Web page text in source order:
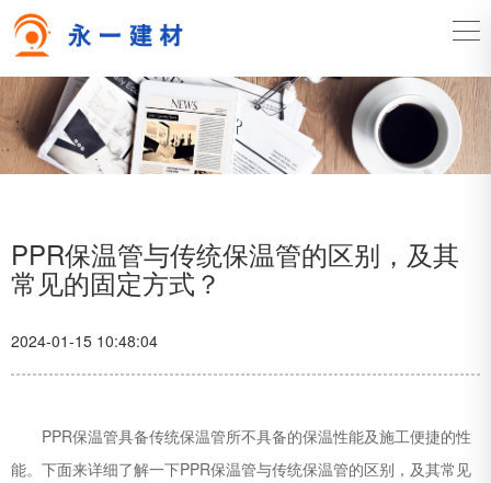
PPR保温管与传统保温管的区别，及其
常见的固定方式？
2024-01-15 10:48:04
PPR保温管具备传统保温管所不具备的保温性能及施工便捷的性
能。下面来详细了解一下PPR保温管与传统保温管的区别，及其常见